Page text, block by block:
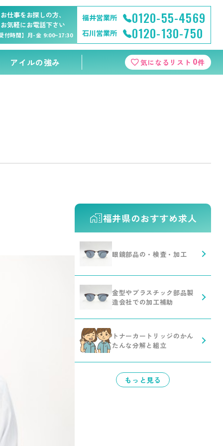
お仕事をお探しの方、
お気軽にお電話下さい
付時間】月-金 9:00~17:30
福井営業所 0120-55-4569
石川営業所 0120-130-750
アイルの強み 気になるリスト 0件
福井県のおすすめ求人
眼鏡部品の・検査・加工
金型やプラスチック部品製
造会社での加工補助
トナーカートリッジのかん
たんな分解と組立
もっと見る